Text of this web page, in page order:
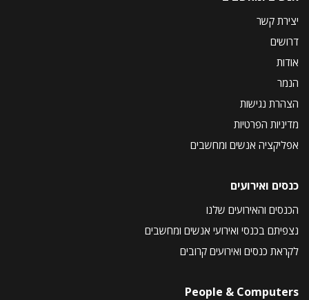
יצירת קשר
דרושים
אודות
הנמר
הצהרת נגישות
מדיניות הפרטיות
אפליקציה אנשים ומחשבים
כנסים ואירועים
הכנסים והאירועים שלנו
נצפיתם בכנסי ואירועי אנשים ומחשבים
לקראת כנסים ואירועים קרובים
People & Computers